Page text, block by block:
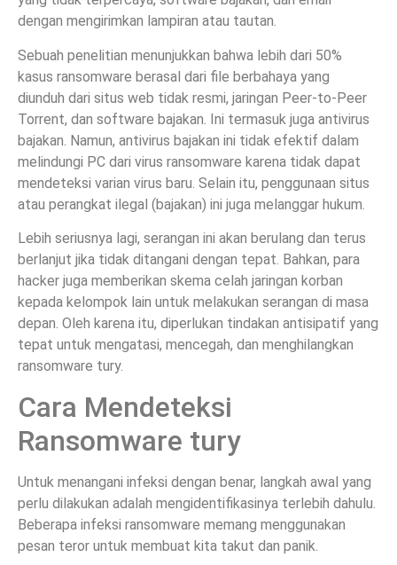
dengan mengirimkan lampiran atau tautan.
Sebuah penelitian menunjukkan bahwa lebih dari 50%
kasus ransomware berasal dari file berbahaya yang
diunduh dari situs web tidak resmi, jaringan Peer-to-Peer
Torrent, dan software bajakan. Ini termasuk juga antivirus
bajakan. Namun, antivirus bajakan ini tidak efektif dalam
melindungi PC dari virus ransomware karena tidak dapat
mendeteksi varian virus baru. Selain itu, penggunaan situs
atau perangkat ilegal (bajakan) ini juga melanggar hukum.
Lebih seriusnya lagi, serangan ini akan berulang dan terus
berlanjut jika tidak ditangani dengan tepat. Bahkan, para
hacker juga memberikan skema celah jaringan korban
kepada kelompok lain untuk melakukan serangan di masa
depan. Oleh karena itu, diperlukan tindakan antisipatif yang
tepat untuk mengatasi, mencegah, dan menghilangkan
ransomware tury.
Cara Mendeteksi
Ransomware tury
Untuk menangani infeksi dengan benar, langkah awal yang
perlu dilakukan adalah mengidentifikasinya terlebih dahulu.
Beberapa infeksi ransomware memang menggunakan
pesan teror untuk membuat kita takut dan panik.